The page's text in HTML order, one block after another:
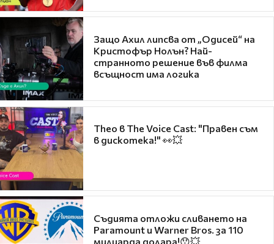
Защо Ахил липсва от „Одисей“ на
Кристофър Нолън? Най-
странното решение във филма
всъщност има логика
Theo в The Voice Cast: "Правен съм
в дискотека!" 👀💥
Съдията отложи сливането на
Paramount и Warner Bros. за 110
милиарда долара!😯💥